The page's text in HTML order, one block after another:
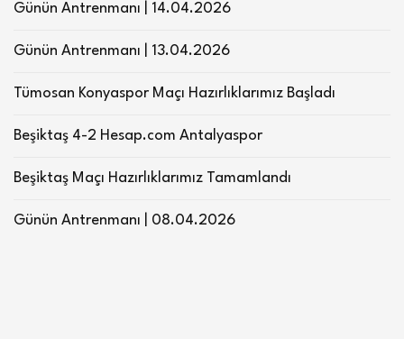
Günün Antrenmanı | 14.04.2026
Günün Antrenmanı | 13.04.2026
Tümosan Konyaspor Maçı Hazırlıklarımız Başladı
Beşiktaş 4-2 Hesap.com Antalyaspor
Beşiktaş Maçı Hazırlıklarımız Tamamlandı
Günün Antrenmanı | 08.04.2026